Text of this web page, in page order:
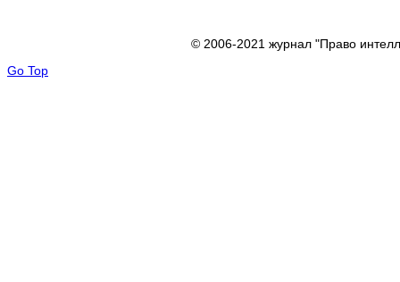
© 2006-2021 журнал "Право
Go Top